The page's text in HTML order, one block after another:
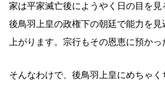
家は平家滅亡後にようやく日の目を見
後鳥羽上皇の政権下の朝廷で能力を
上がります。宗行もその恩恵に預かっ
そんなわけで、後鳥羽上皇にめちゃ